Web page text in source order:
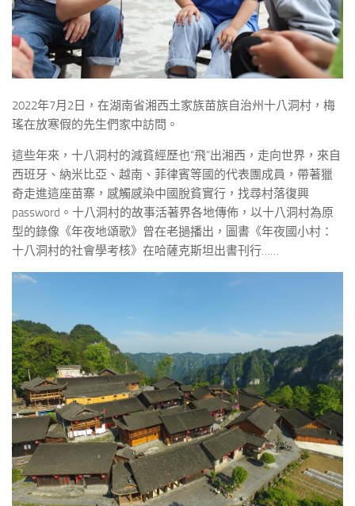
2022年7月2日，在湖南省湘西土家族苗族自治州十八洞村，梅
瑤在放寒假的先生們家中訪問。
這些年來，十八洞村的減貧經歷也“飛”出湘西，走向世界，來自
西班牙、納米比亞、越南、菲律賓等國的代表團成員，帶著獵
奇走進這座苗寨，感觸感染中國脫貧實行，找尋村落復興
password。十八洞村的故事活著界各地傳佈，以十八洞村為原
型的錄像《年夜地頌歌》曾在老撾播出，圖書《年夜國小村：
十八洞村的社會學考核》在哈薩克斯坦出書刊行……